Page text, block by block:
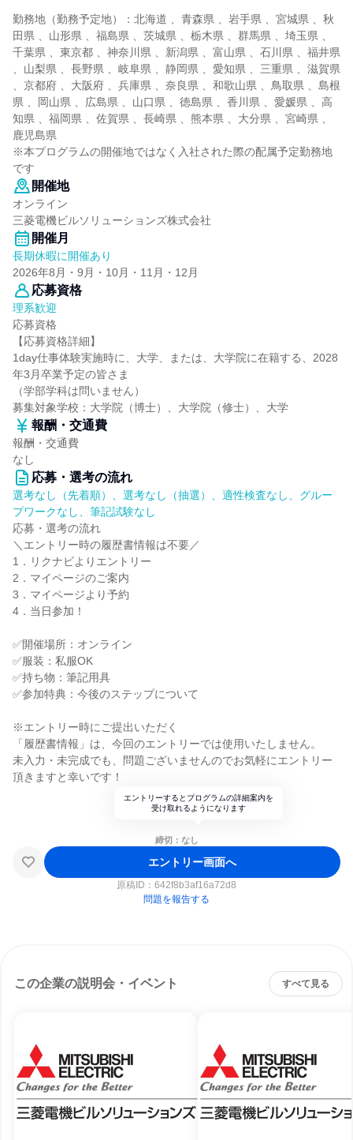
勤務地（勤務予定地）：北海道 、青森県 、岩手県 、宮城県 、秋
田県 、山形県 、福島県 、茨城県 、栃木県 、群馬県 、埼玉県 、
千葉県 、東京都 、神奈川県 、新潟県 、富山県 、石川県 、福井県
、山梨県 、長野県 、岐阜県 、静岡県 、愛知県 、三重県 、滋賀県
、京都府 、大阪府 、兵庫県 、奈良県 、和歌山県 、鳥取県 、島根
県 、岡山県 、広島県 、山口県 、徳島県 、香川県 、愛媛県 、高
知県 、福岡県 、佐賀県 、長崎県 、熊本県 、大分県 、宮崎県 、
鹿児島県
※本プログラムの開催地ではなく入社された際の配属予定勤務地
です
開催地
オンライン
三菱電機ビルソリューションズ株式会社
開催月
長期休暇に開催あり
2026年8月・9月・10月・11月・12月
応募資格
理系歓迎
応募資格
【応募資格詳細】
1day仕事体験実施時に、大学、または、大学院に在籍する、2028
年3月卒業予定の皆さま
（学部学科は問いません）
募集対象学校：大学院（博士）、大学院（修士）、大学
報酬・交通費
報酬・交通費
なし
応募・選考の流れ
選考なし（先着順）、選考なし（抽選）、適性検査なし、グルー
プワークなし、筆記試験なし
応募・選考の流れ
＼エントリー時の履歴書情報は不要／
1．リクナビよりエントリー
2．マイページのご案内
3．マイページより予約
4．当日参加！
✅開催場所：オンライン
✅服装：私服OK
✅持ち物：筆記用具
✅参加特典：今後のステップについて
※エントリー時にご提出いただく
「履歴書情報」は、今回のエントリーでは使用いたしません。
未入力・未完成でも、問題ございませんのでお気軽にエントリー
頂きますと幸いです！
エントリーするとプログラムの詳細案内を
受け取れるようになります
締切：なし
エントリー画面へ
原稿ID： 642f8b3af16a72d8
問題を報告する
この企業の説明会・イベント すべて見る